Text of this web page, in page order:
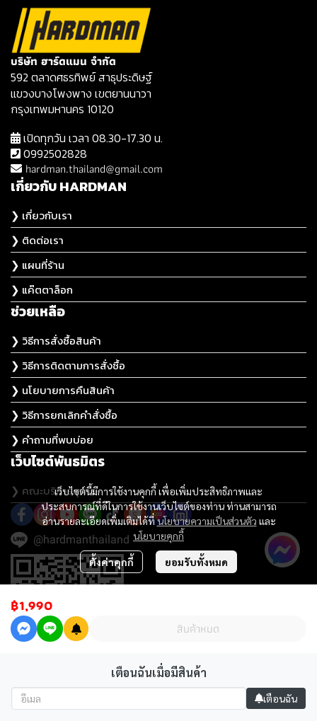
฿1,990
สินค้าหมด
เตือนฉันเมื่อมีสินค้า
เตือนฉัน
เว็บไซต์นี้มีการใช้งานคุกกี้ เพื่อเพิ่มประสิทธิภาพและ
ประสบการณ์ที่ดีในการใช้งานเว็บไซต์ของท่าน ท่านสามารถ
อ่านรายละเอียดเพิ่มเติมได้ที่นโยบายความเป็นส่วนตัว และ
นโยบายคุกกี้
ตั้งค่าคุกกี้ ยอมรับทั้งหมด
บริษัท ฮาร์ดแมน จำกัด
592 ตลาดศธรทิพย์ สาธุประดิษฐ์
แขวงบางโพงพาง เขตยานนาวา
กรุงเทพมหานคร 10120
เปิดทุกวัน เวลา 08.30-17.30 น.
0992502828
hardman.thailand@gmail.com
เกี่ยวกับ HARDMAN
❯ เกี่ยวกับเรา
❯ ติดต่อเรา
❯ แผนที่ร้าน
❯ แค๊ตตาล็อก
ช่วยเหลือ
❯ วิธีการสั่งซื้อสินค้า
❯ วิธีการติดตามการสั่งซื้อ
❯ นโยบายการคืนสินค้า
❯ วิธีการยกเลิกคำสั่งซื้อ
❯ คำถามที่พบบ่อย
เว็บไซต์พันธมิตร
❯ คณะบริหารธุรกิจ
@hardmanthailand
@2023 Hardman เครื่องมือช่าง เครื่องมือไฟฟ้า ประปา อุปกรณ์ช่าง ครบวงจร. All rights
reserved